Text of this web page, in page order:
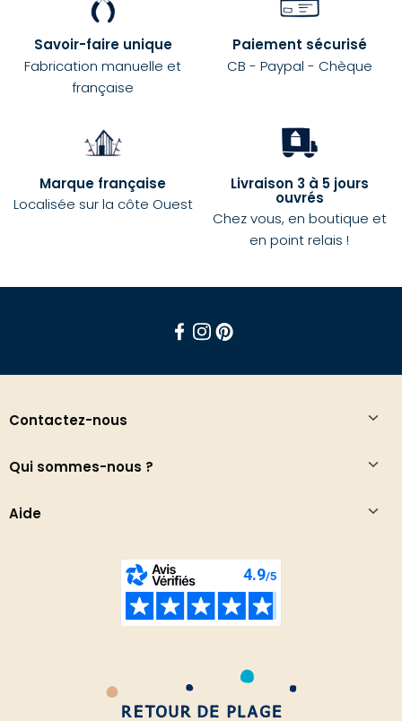
Savoir-faire unique
Fabrication manuelle et
française
Paiement sécurisé
CB - Paypal - Chèque
Marque française
Localisée sur la côte Ouest
Livraison 3 à 5 jours
ouvrés
Chez vous, en boutique et
en point relais !
Contactez-nous
Qui sommes-nous ?
Aide